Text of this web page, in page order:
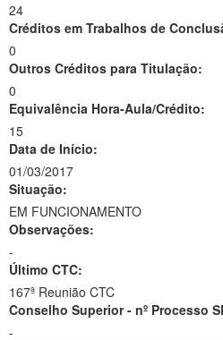
24
Créditos em Trabalhos de
0
Outros Créditos para Titulação:
0
Equivalência Hora-Aula/Crédito:
15
Data de Início:
01/03/2017
Situação:
EM FUNCIONAMENTO
Observações:
-
Último CTC:
167ª Reunião CTC
Conselho Superior - nº Processo
-